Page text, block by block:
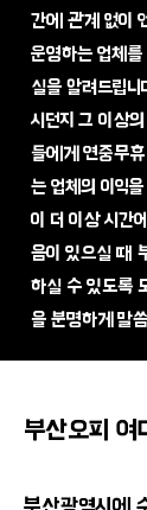
간에 관계 없이
운영하는 업체
실을 알려드립
시던지 그 이상
들에게 연중무
는 업체의 이익
이 더 이상 시간
음이 있으실 때
하실 수 있도록
을 분명하게 말
부산오피 여